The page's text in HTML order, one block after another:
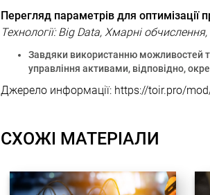
Перегляд параметрів для оптимізації
Технології: Big Data, Хмарні
Завдяки використанню можливостей
управління активами, відповідно,
Джерело информації: https://toir.pro/
СХОЖІ МАТЕРІАЛИ